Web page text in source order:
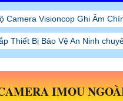
Camera Visioncop Ghi Âm
Thiết Bị Bảo Vệ An Ninh
IMOU